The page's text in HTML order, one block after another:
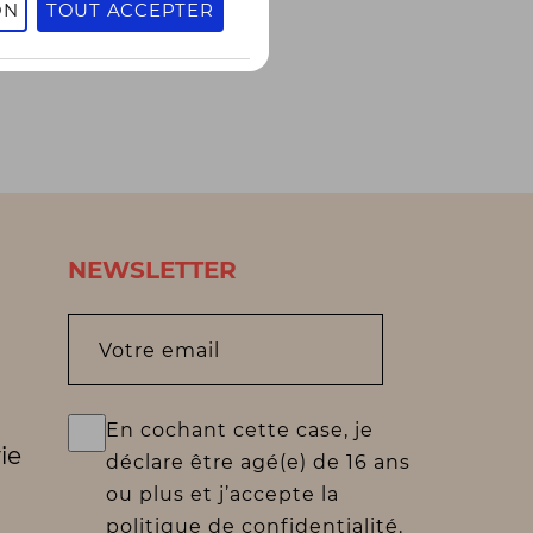
TOUT ACCEPTER
NEWSLETTER
Votre email
En cochant cette case, je
déclare être agé(e) de 16 ans
ou plus et j’accepte la
politique de confidentialité.